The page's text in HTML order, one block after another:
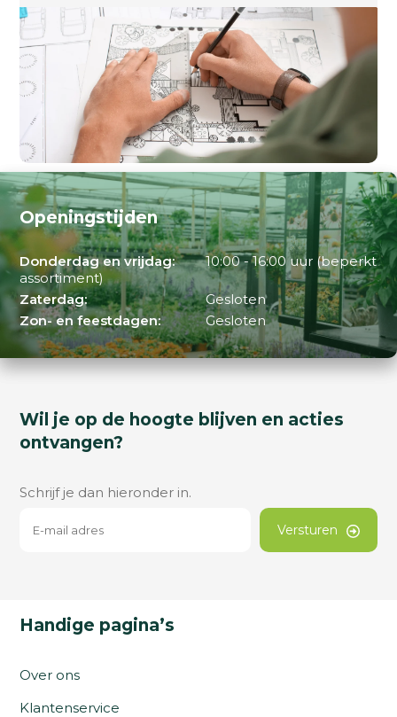
Openingstijden
Donderdag en vrijdag:
10:00 - 16:00 uur (beperkt
assortiment)
Zaterdag:
Gesloten
Zon- en feestdagen:
Gesloten
Wil je op de hoogte blijven en acties
ontvangen?
Schrijf je dan hieronder in.
Versturen
Handige pagina’s
Over ons
Klantenservice